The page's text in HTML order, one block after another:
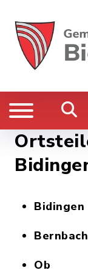
Bidingen
Bernbach
Ob